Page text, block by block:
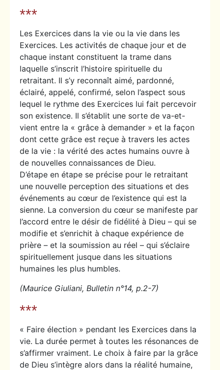
***
Les Exercices dans la vie ou la vie dans les
Exercices. Les activités de chaque jour et de
chaque instant constituent la trame dans
laquelle s’inscrit l’histoire spirituelle du
retraitant. Il s’y reconnaît aimé, pardonné,
éclairé, appelé, confirmé, selon l’aspect sous
lequel le rythme des Exercices lui fait percevoir
son existence. Il s’établit une sorte de va-et-
vient entre la « grâce à demander » et la façon
dont cette grâce est reçue à travers les actes
de la vie : la vérité des actes humains ouvre à
de nouvelles connaissances de Dieu.
D’étape en étape se précise pour le retraitant
une nouvelle perception des situations et des
événements au cœur de l’existence qui est la
sienne. La conversion du cœur se manifeste par
l’accord entre le désir de fidélité à Dieu – qui se
modifie et s’enrichit à chaque expérience de
prière – et la soumission au réel – qui s’éclaire
spirituellement jusque dans les situations
humaines les plus humbles.
(Maurice Giuliani, Bulletin n°14, p.2-7)
***
« Faire élection » pendant les Exercices dans la
vie. La durée permet à toutes les résonances de
s’affirmer vraiment. Le choix à faire par la grâce
de Dieu s’intègre alors dans la réalité humaine,